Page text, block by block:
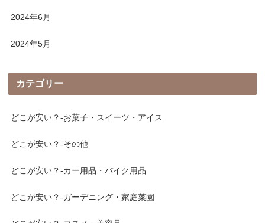
2024年6月
2024年5月
カテゴリー
どこが安い？-お菓子・スイーツ・アイス
どこが安い？-その他
どこが安い？-カー用品・バイク用品
どこが安い？-ガーデニング・家庭菜園